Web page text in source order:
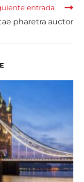
entrada
pharetra auctor